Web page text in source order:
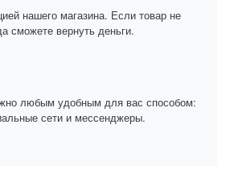
нашего магазина. Если товар не
сможете вернуть деньги.
любым удобным для вас способом:
сети и мессенджеры.